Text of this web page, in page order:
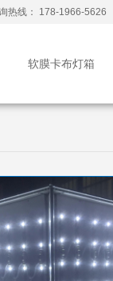
热线： 178-1966-5626
软膜卡布灯箱